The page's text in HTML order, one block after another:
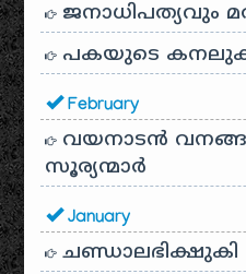
ജനാധിപത്യവും
പകയുടെ
February
വയനാടൻ
സൂര്യന്മാർ
January
ചണ്ഡാലഭിക്ഷുകി